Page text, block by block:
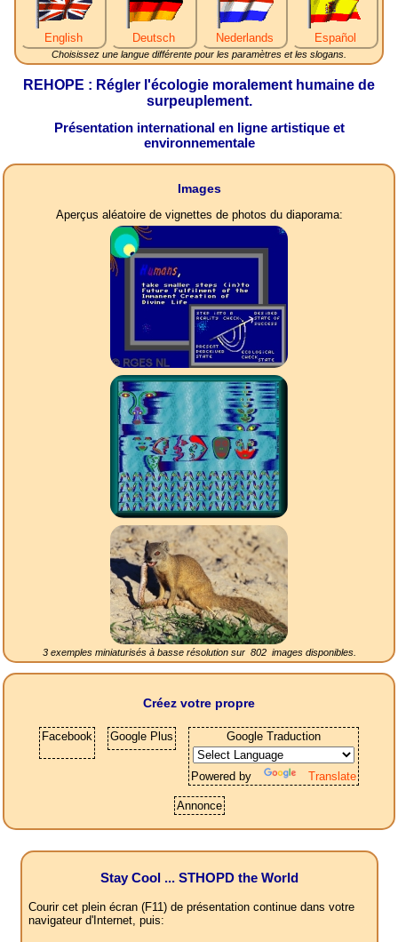
English Deutsch Nederlands Español
Choisissez une langue différente pour les paramètres et les slogans.
REHOPE : Régler l'écologie moralement humaine de
surpeuplement.
Présentation international en ligne artistique et
environnementale
Images
Aperçus aléatoire de vignettes de photos du diaporama:
3 exemples miniaturisés à basse résolution sur 802images disponibles.
Créez votre propre
Facebook Google Plus Google Traduction
Powered by Translate
Annonce
Stay Cool ... STHOPD the World
Courir cet plein écran (F11) de présentation continue dans votre
navigateur d'Internet, puis: